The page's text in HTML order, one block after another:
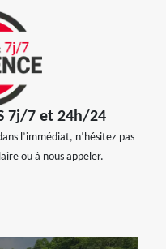
7j/7 et 24h/24
l’immédiat, n’hésitez pas
ou à nous appeler.